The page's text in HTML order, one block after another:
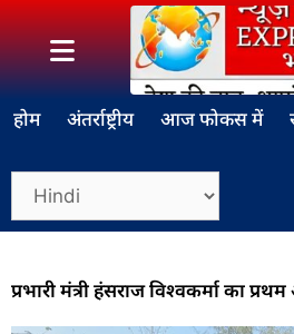
होम अंतर्राष्ट्रीय आज फोकस में
प्रभारी मंत्री हंसराज विश्वकर्मा का